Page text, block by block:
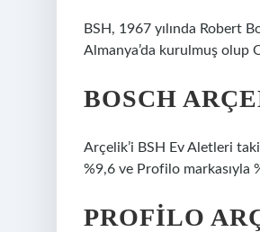
BSH, 1967 yılında Robert
Almanya’da kurulmuş olup
BOSCH
Arçelik’i BSH Ev Aletleri
%9,6 ve Profilo markasıyla
PROFILO